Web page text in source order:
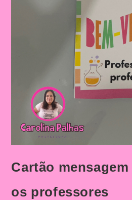
Cartão
os professores